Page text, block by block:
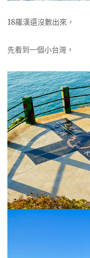
18羅漢還沒數出來，
先看到一個小台灣，